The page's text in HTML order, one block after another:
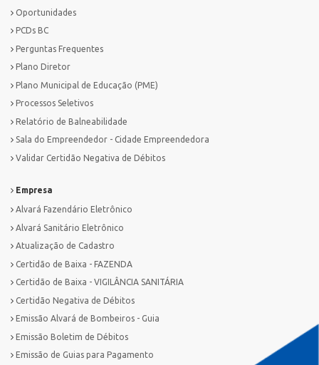
Oportunidades
PCDs BC
Perguntas Frequentes
Plano Diretor
Plano Municipal de Educação (PME)
Processos Seletivos
Relatório de Balneabilidade
Sala do Empreendedor - Cidade Empreendedora
Validar Certidão Negativa de Débitos
Empresa
Alvará Fazendário Eletrônico
Alvará Sanitário Eletrônico
Atualização de Cadastro
Certidão de Baixa - FAZENDA
Certidão de Baixa - VIGILÂNCIA SANITÁRIA
Certidão Negativa de Débitos
Emissão Alvará de Bombeiros - Guia
Emissão Boletim de Débitos
Emissão de Guias para Pagamento